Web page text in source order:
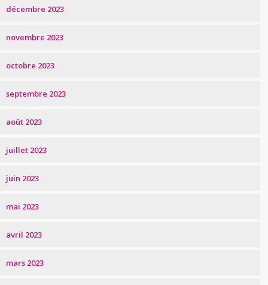
décembre 2023
novembre 2023
octobre 2023
septembre 2023
août 2023
juillet 2023
juin 2023
mai 2023
avril 2023
mars 2023